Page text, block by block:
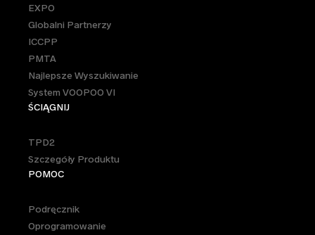
EXPO
Globalni Partnerzy
ICCPP
PMTA
Najlepsze Wyszukiwanie
System VOOPOO VI
ŚCIĄGNIJ
TPD2
Szczegóły Produktu
POMOC
Podręcznik
Oprogramowanie